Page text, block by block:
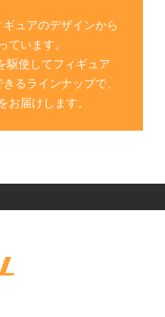
ュアのデザインから
ています。
使してフィギュア
るラインナップで、
お届けします。